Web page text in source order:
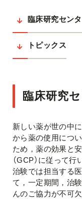
臨床研究セン
トピックス
臨床研究
新しい薬が世の中
から薬の使用につ
ため，薬の効果と
（GCP）に従って行
治験では担当する
て，一定期間，治
んのご協力が不可欠